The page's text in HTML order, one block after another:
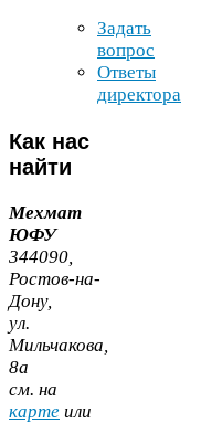
Задать
вопрос
Ответы
директора
Как нас
найти
Мехмат
ЮФУ
344090,
Ростов-​на-​
Дону,
ул.
Мильчакова,
8а
cм. на
карте или